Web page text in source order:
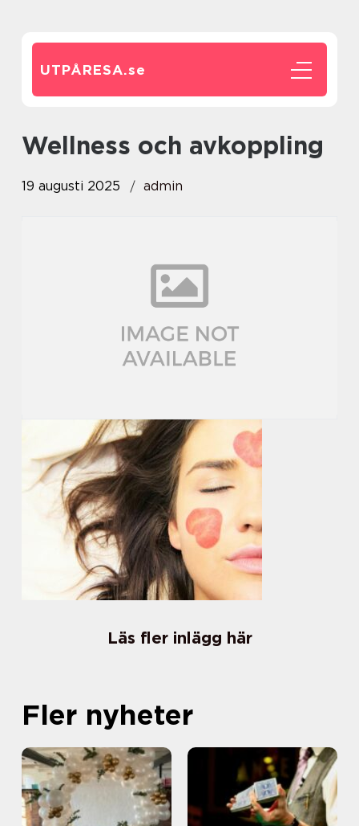
UTPÅRESA.se
Wellness och avkoppling
19 augusti 2025 admin
Läs fler inlägg här
Fler nyheter